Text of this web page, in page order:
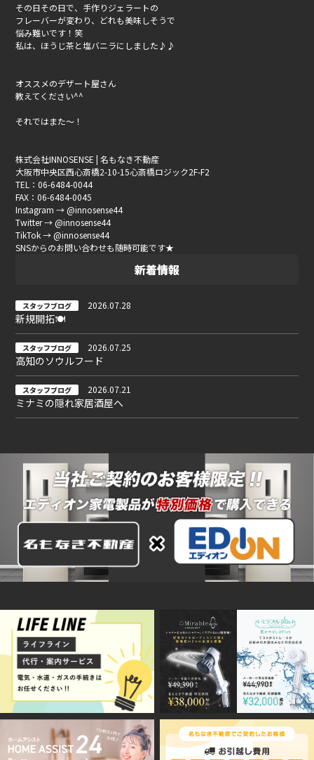
その日その日で、手作りジェラートの
フレーバーが変わり、どれも美味しそうで
悩み難いです！笑
私は、ほうじ茶と塩バニラにしました♪♪
オススメのデザート屋さん
教えてください^^
それではまた〜！
株式会社INNOSENSE | 名もなき不動産
大阪市中央区西心斎橋2-10-15心斎橋ロジック2F-F2
TEL：06-6484-0044
FAX：06-6484-0045
Instagram → @innosense44
Twitter → @innosense44
TikTok → @innosense44
SNSからのお問い合わせも随時可能です★
新着情報
スタッフブログ 2026.07.28
新規開拓🍽
スタッフブログ 2026.07.25
高知のソウルフード
スタッフブログ 2026.07.21
ミナミの隠れ家居酒屋へ